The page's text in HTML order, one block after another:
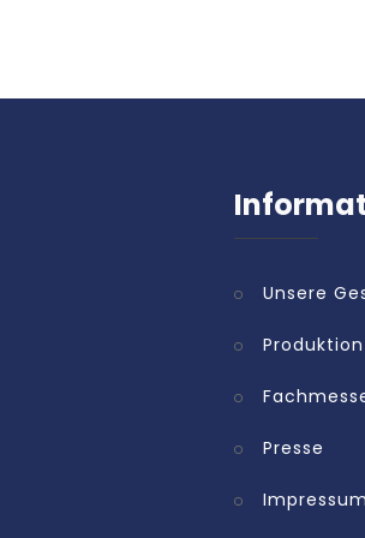
Unsere
Produktion
Presse
Impressum